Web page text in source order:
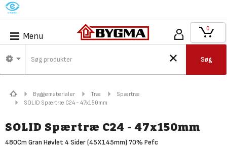
M
Menu
Søg
0
Byggematerialer Træ
Spærtræ
SOLID Spærtræ C24 - 47x150mm
SOLID Spærtræ C24 - 47x150mm
480Cm Gran Høvlet 4 Sider (45X145mm) 70% Pefc